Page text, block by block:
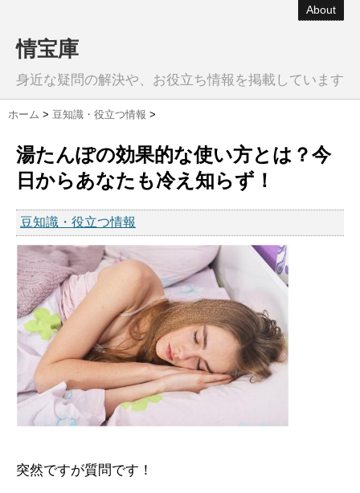
About
情宝庫
身近な疑問の解決や、お役立ち情報を掲載しています
ホーム > 豆知識・役立つ情報 >
湯たんぽの効果的な使い方とは？今
日からあなたも冷え知らず！
豆知識・役立つ情報
突然ですが質問です！